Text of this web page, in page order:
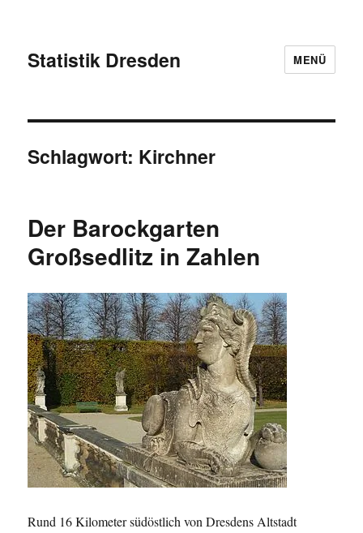
Statistik Dresden MENÜ
Schlagwort: Kirchner
Der Barockgarten
Großsedlitz in Zahlen
Rund 16 Kilometer südöstlich von Dresdens Altstadt